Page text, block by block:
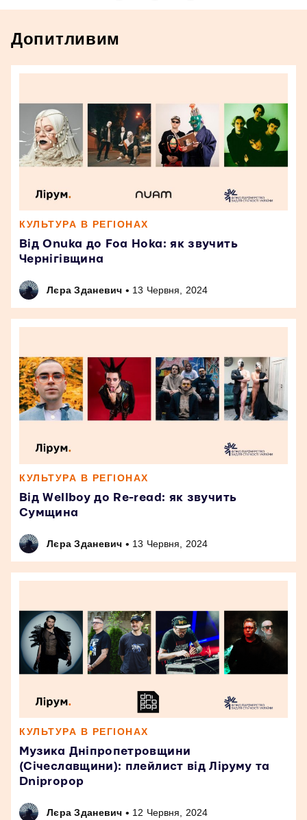
Допитливим
КУЛЬТУРА В РЕГІОНАХ
Від Onuka до Foa Hoka: як звучить
Чернігівщина
Лєра Зданевич • 13 Червня, 2024
КУЛЬТУРА В РЕГІОНАХ
Від Wellboy до Re-read: як звучить
Сумщина
Лєра Зданевич • 13 Червня, 2024
КУЛЬТУРА В РЕГІОНАХ
Музика Дніпропетровщини
(Січеславщини): плейлист від Ліруму та
Dnipropop
Лєра Зданевич • 12 Червня, 2024